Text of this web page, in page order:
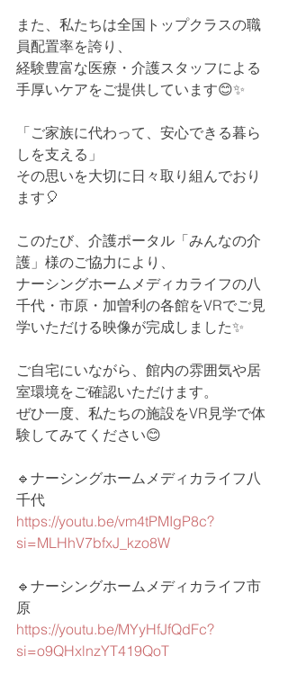
また、私たちは全国トップクラスの職
員配置率を誇り、
経験豊富な医療・介護スタッフによる
手厚いケアをご提供しています😊✨
「ご家族に代わって、安心できる暮ら
しを支える」
その思いを大切に日々取り組んでおり
ます🎈
このたび、介護ポータル「みんなの介
護」様のご協力により、
ナーシングホームメディカライフの八
千代・市原・加曽利の各館をVRでご見
学いただける映像が完成しました✨
ご自宅にいながら、館内の雰囲気や居
室環境をご確認いただけます。
ぜひ一度、私たちの施設をVR見学で体
験してみてください😊
🔹ナーシングホームメディカライフ八
千代
https://youtu.be/vm4tPMIgP8c?
si=MLHhV7bfxJ_kzo8W
🔹ナーシングホームメディカライフ市
原
https://youtu.be/MYyHfJfQdFc?
si=o9QHxlnzYT419QoT